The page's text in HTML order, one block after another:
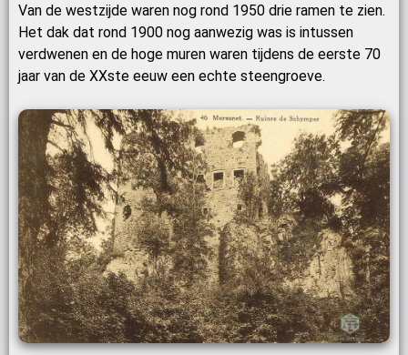
Van de westzijde waren nog rond 1950 drie ramen te zien.
Het dak dat rond 1900 nog aanwezig was is intussen
verdwenen en de hoge muren waren tijdens de eerste 70
jaar van de XXste eeuw een echte steengroeve.